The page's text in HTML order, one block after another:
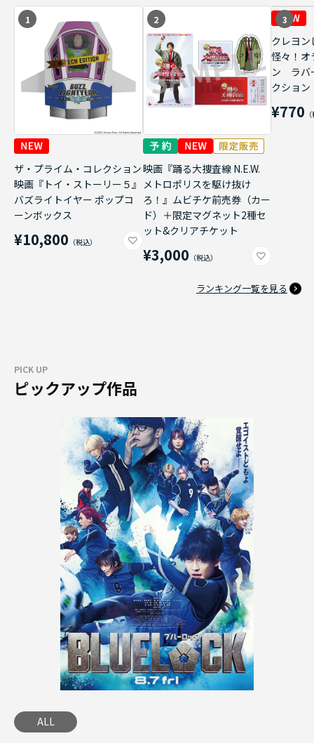
1
ザ・プライム・コレクション
映画『トイ・ストーリー５』
バズライトイヤー ポップコ
ーンボックス
¥10,800
2
映画『踊る大捜査線 N.E.W.
メトロポリスを駆け抜け
ろ！』ムビチケ前売券（カー
ド）＋限定マグネット2種セ
ット&クリアチケット
¥3,000
3
クレヨン
怪々！オ
ン ラバ
クショ
¥770
ランキング一覧を見る
PICK UP
ピックアップ作品
ALL